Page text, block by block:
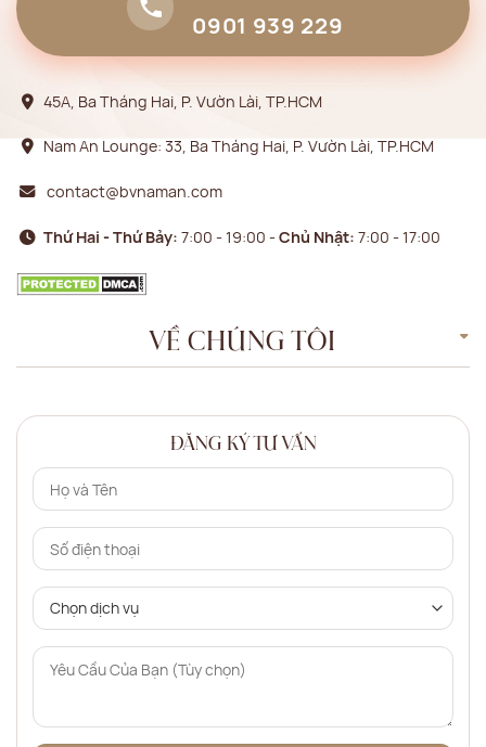
0901 939 229
45A, Ba Tháng Hai, P. Vườn Lài, TP.HCM
Nam An Lounge: 33, Ba Tháng Hai, P. Vườn Lài, TP.HCM
contact@bvnaman.com
Thứ Hai - Thứ Bảy: 7:00 - 19:00 -Chủ Nhật: 7:00 - 17:00
VỀ CHÚNG TÔI
ĐĂNG KÝ TƯ VẤN